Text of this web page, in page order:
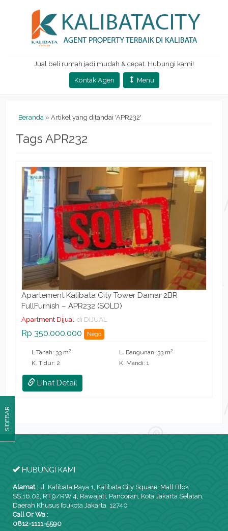
Jual beli rumah jadi mudah & cepat. Hubungi kami!
Kontak Agen
Menu
Beranda » Artikel yang ditandai 'APR232'
Tags APR232
Apartement Kalibata City Tower Damar 2BR
FullFurnish – APR232 (SOLD)
Apartment Dijual di DIJUAL
Rp 350.000.000 Nego
L.Tanah: 33 m2 L. Bangunan: 33 m2
K. Tidur: 2 K. Mandi: 1
Lihat Detail
HUBUNGI KAMI
Alamat: Jl. Kalibata Raya 1, Kalibata City Square, Mall Blok
SS.16.02, RT.9/RW.4, Rawajati, Pancoran, Kota Jakarta Selatan,
Daerah Khusus Ibukota Jakarta 12740
Call Or Wa :
0812-1111-5590
SIDEBAR